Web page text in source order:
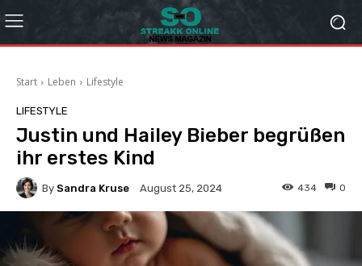
Start Leben Lifestyle
LIFESTYLE
Justin und Hailey Bieber begrüßen
ihr erstes Kind
By Sandra Kruse August 25, 2024 0
434